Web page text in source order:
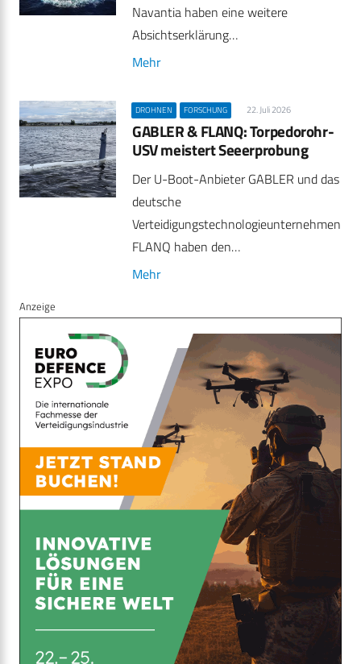
Navantia haben eine weitere
Absichtserklärung…
Mehr
DROHNEN FORSCHUNG 22. Juli 2026
GABLER & FLANQ: Torpedorohr-
USV meistert Seeerprobung
Der U-Boot-Anbieter GABLER und das
deutsche
Verteidigungstechnologieunternehmen
FLANQ haben den…
Mehr
Anzeige